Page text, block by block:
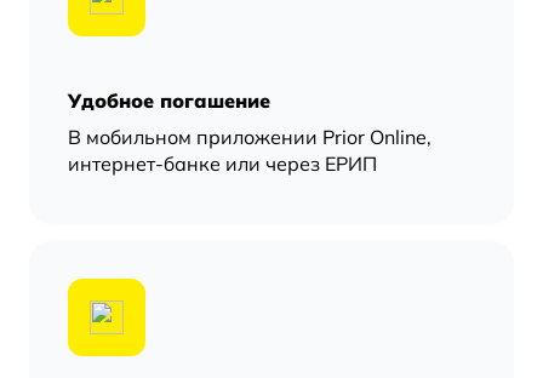
Удобное погашение
В мобильном приложении Prior Online,
интернет-банке или через ЕРИП